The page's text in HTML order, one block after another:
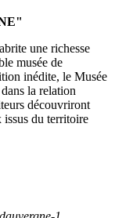
une richesse
musée de
inédite, le Musée
la relation
découvriront
issus du territoire